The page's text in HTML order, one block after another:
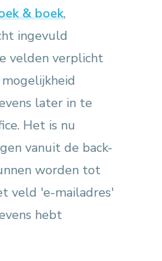
& boek,
ingevuld
velden verplicht
later in te
Het is nu
vanuit de back-
worden tot
veld 'e-mailadres'
hebt